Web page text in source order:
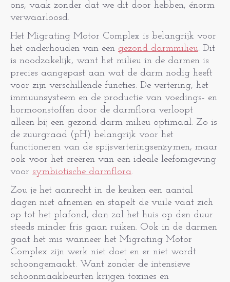
ons, vaak zonder dat we dit door hebben, énorm
verwaarloosd.
Het Migrating Motor Complex is belangrijk voor
het onderhouden van een gezond darmmilieu. Dit
is noodzakelijk, want het milieu in de darmen is
precies aangepast aan wat de darm nodig heeft
voor zijn verschillende functies. De vertering, het
immuunsysteem en de productie van voedings- en
hormoonstoffen door de darmflora verloopt
alleen bij een gezond darm milieu optimaal. Zo is
de zuurgraad (pH) belangrijk voor het
functioneren van de spijsverteringsenzymen, maar
ook voor het creëren van een ideale leefomgeving
voor symbiotische darmflora.
Zou je het aanrecht in de keuken een aantal
dagen niet afnemen en stapelt de vuile vaat zich
op tot het plafond, dan zal het huis op den duur
steeds minder fris gaan ruiken. Ook in de darmen
gaat het mis wanneer het Migrating Motor
Complex zijn werk niet doet en er niet wordt
schoongemaakt. Want zonder de intensieve
schoonmaakbeurten krijgen toxines en